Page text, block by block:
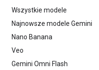
Wszystkie modele
Najnowsze modele Gemini
Nano Banana
Veo
Gemini Omni Flash